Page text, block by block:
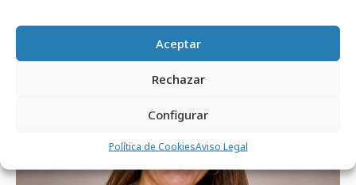
Aceptar
Rechazar
Configurar
Política de CookiesAviso Legal
Profesionales